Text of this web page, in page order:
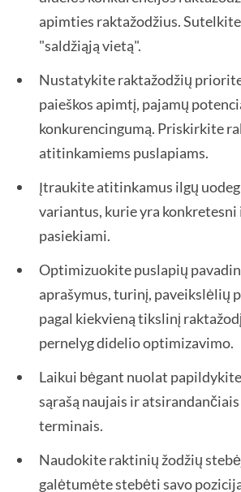
apimties raktažodžius.
"saldžiąją vietą".
Nustatykite raktažodžių
paieškos apimtį, pajamų
konkurencingumą. Priskirkite
atitinkamiems puslapiams.
Įtraukite atitinkamus ilgų
variantus, kurie yra konkretesni
pasiekiami.
Optimizuokite puslapių
aprašymus, turinį, paveikslėlių
pagal kiekvieną tikslinį
pernelyg didelio optimizavimo.
Laikui bėgant nuolat
sąrašą naujais ir atsirandančiais
terminais.
Naudokite raktinių žodžių
galėtumėte stebėti savo